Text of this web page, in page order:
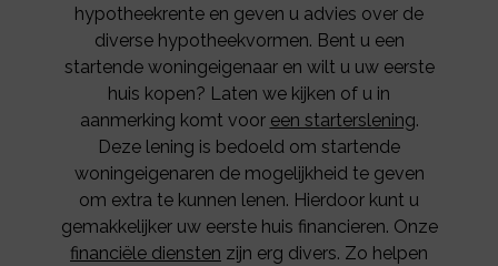
hypotheekrente en geven u advies over de
diverse hypotheekvormen. Bent u een
startende woningeigenaar en wilt u uw eerste
huis kopen? Laten we kijken of u in
aanmerking komt voor een starterslening.
Deze lening is bedoeld om startende
woningeigenaren de mogelijkheid te geven
om extra te kunnen lenen. Hierdoor kunt u
gemakkelijker uw eerste huis financieren. Onze
financiële diensten zijn erg divers. Zo helpen